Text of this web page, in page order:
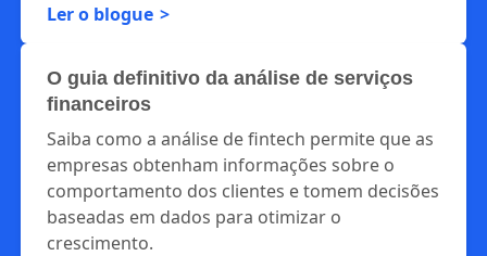
Ler o blogue
O guia definitivo da análise de serviços
financeiros
Saiba como a análise de fintech permite que as
empresas obtenham informações sobre o
comportamento dos clientes e tomem decisões
baseadas em dados para otimizar o
crescimento.